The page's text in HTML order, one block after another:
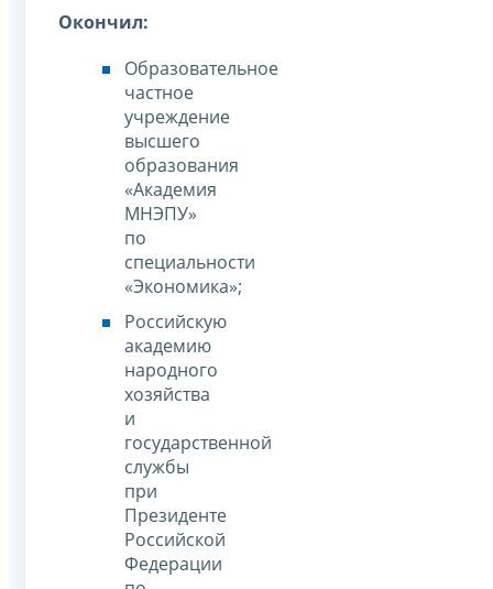
Окончил:
Образовательное
частное
учреждение
высшего
образования
«Академия
МНЭПУ»
по
специальности
«Экономика»;
Российскую
академию
народного
хозяйства
и
государственной
службы
при
Президенте
Российской
Федерации